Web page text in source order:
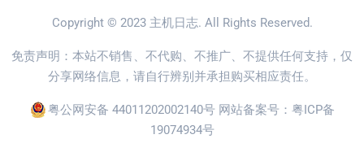
Copyright © 2023 主机日志. All Rights Reserved.
免责声明：本站不销售、不代购、不推广、不提供任何支持，仅
分享网络信息，请自行辨别并承担购买相应责任。
粤公网安备 44011202002140号 网站备案号： 粤ICP备
19074934号